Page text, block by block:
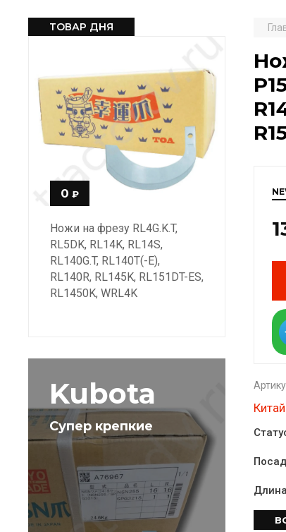
ТОВАР ДНЯ
0 ₽
Ножи на фрезу RL4G.K.T,
RL5DK, RL14K, RL14S,
RL140G.T, RL140T(-E),
RL140R, RL145K, RL151DT-ES,
RL1450K, WRL4K
Kubota
Супер крепкие
Китай
Длина